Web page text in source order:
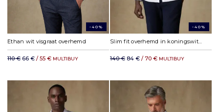
-40%
Ethan wit visgraat overhemd
110 € 66 € / 55 € MULTIBUY
-40%
Slim fit overhemd in koningswit popeline
140 € 84 € / 70 € MULTIBUY